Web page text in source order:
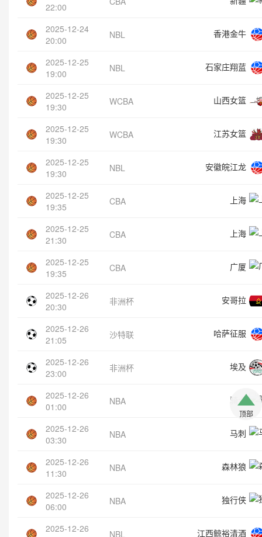
22:00
2025-12-24
20:00
NBL 香港金牛
2025-12-25
19:00
NBL 石家庄翔蓝
2025-12-25
19:30
WCBA 山西女篮
2025-12-25
19:30
WCBA 江苏女篮
2025-12-25
19:30
NBL 安徽皖江龙
2025-12-25
19:35
CBA 上海
2025-12-25
21:30
CBA 上海
2025-12-25
19:35
CBA 广厦
2025-12-26
20:30
非洲杯 安哥拉
2025-12-26
21:05
沙特联 哈萨征服
2025-12-26
23:00
非洲杯 埃及
2025-12-26
01:00
NBA 骑士
2025-12-26
03:30
NBA 马刺
2025-12-26
11:30
NBA 森林狼
2025-12-26
06:00
NBA 独行侠
2025-12-26
NBL 江西鲸裕清酒
顶部